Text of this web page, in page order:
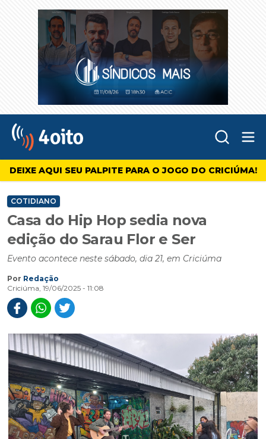
4oito
DEIXE AQUI SEU PALPITE PARA O JOGO DO CRICIÚMA!
COTIDIANO
Casa do Hip Hop sedia nova
edição do Sarau Flor e Ser
Evento acontece neste sábado, dia 21, em Criciúma
Por Redação
Criciúma, 19/06/2025 - 11:08